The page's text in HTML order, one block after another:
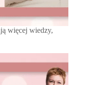
więcej wiedzy,